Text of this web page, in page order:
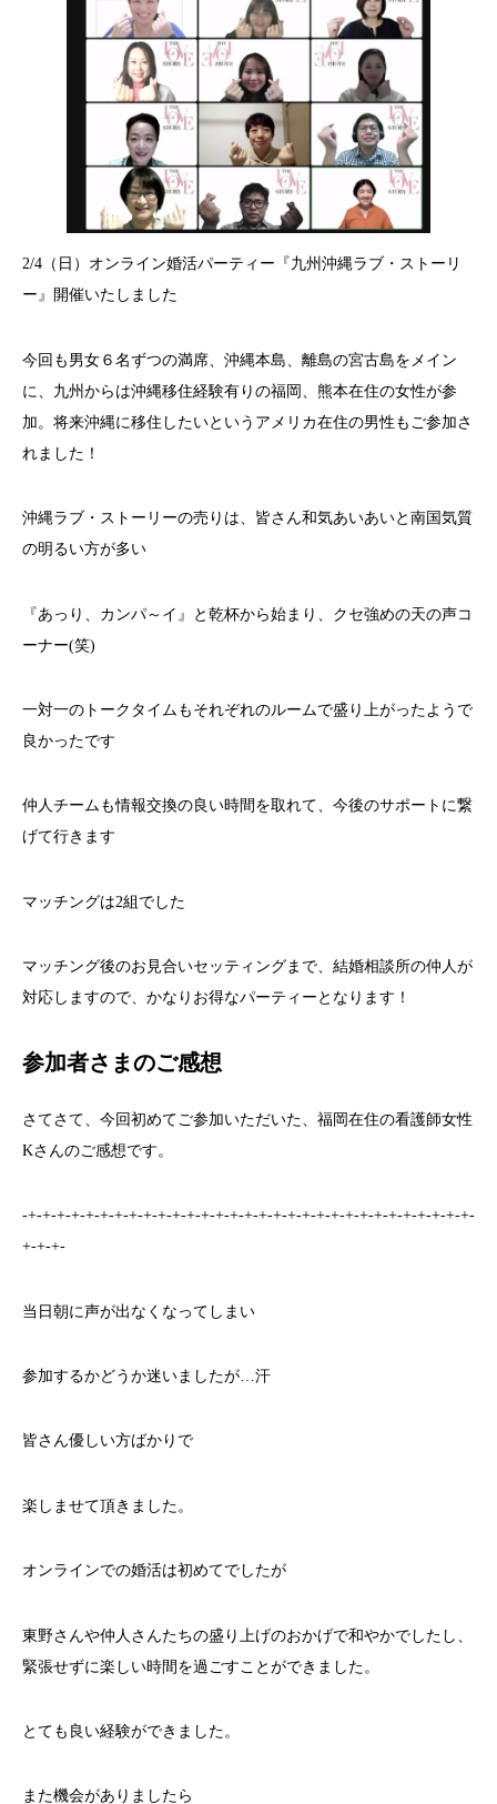
2/4（日）オンライン婚活パーティー『九州沖縄ラブ・ストーリ
ー』開催いたしました
今回も男女６名ずつの満席、沖縄本島、離島の宮古島をメイン
に、九州からは沖縄移住経験有りの福岡、熊本在住の女性が参
加。将来沖縄に移住したいというアメリカ在住の男性もご参加さ
れました！
沖縄ラブ・ストーリーの売りは、皆さん和気あいあいと南国気質
の明るい方が多い
『あっり、カンパ～イ』と乾杯から始まり、クセ強めの天の声コ
ーナー(笑)
一対一のトークタイムもそれぞれのルームで盛り上がったようで
良かったです
仲人チームも情報交換の良い時間を取れて、今後のサポートに繋
げて行きます
マッチングは2組でした
マッチング後のお見合いセッティングまで、結婚相談所の仲人が
対応しますので、かなりお得なパーティーとなります！
参加者さまのご感想
さてさて、今回初めてご参加いただいた、福岡在住の看護師女性
Kさんのご感想です。
-+-+-+-+-+-+-+-+-+-+-+-+-+-+-+-+-+-+-+-+-+-+-+-+-+-+-+-+-+-+-+-
+-+-+-
当日朝に声が出なくなってしまい
参加するかどうか迷いましたが…汗
皆さん優しい方ばかりで
楽しませて頂きました。
オンラインでの婚活は初めてでしたが
東野さんや仲人さんたちの盛り上げのおかげで和やかでしたし、
緊張せずに楽しい時間を過ごすことができました。
とても良い経験ができました。
また機会がありましたら